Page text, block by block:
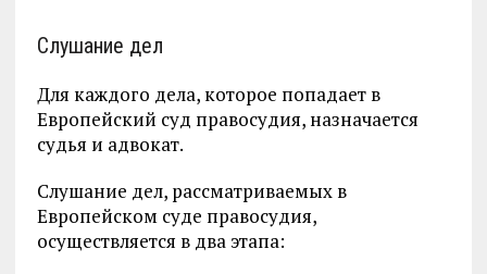
Слушание дел
Для каждого дела, которое попадает в
Европейский суд правосудия, назначается
судья и адвокат.
Слушание дел, рассматриваемых в
Европейском суде правосудия,
осуществляется в два этапа: